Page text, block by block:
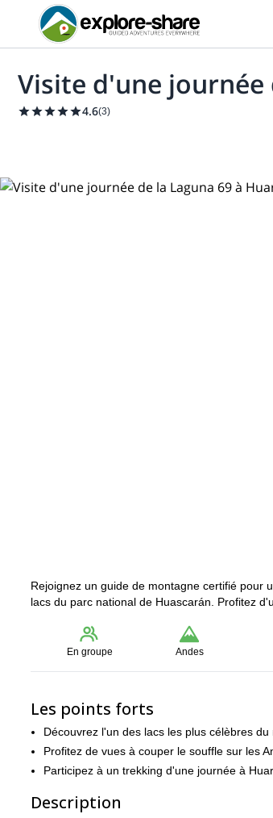
Visite d'une journée
4.6(3)
Rejoignez un guide de montagne certifié pour
lacs du parc national de Huascarán. Profitez
En groupe Andes
Les points forts
Découvrez l'un des lacs les plus célèbres
Profitez de vues à couper le souffle sur les
Participez à un trekking d'une journée à
Description